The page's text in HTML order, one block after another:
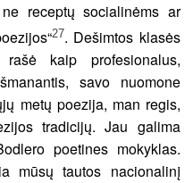
receptų socialinėms ar
27. Dešimtos klasės
kaip profesionalus,
savo nuomone
metų poezija, man regis,
tradicijų. Jau galima
poetines mokyklas.
mūsų tautos nacionalinį